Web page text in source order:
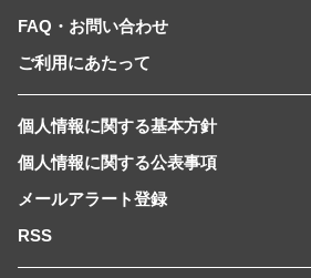
FAQ・お問い合わせ
ご利用にあたって
個人情報に関する基本方針
個人情報に関する公表事項
メールアラート登録
RSS